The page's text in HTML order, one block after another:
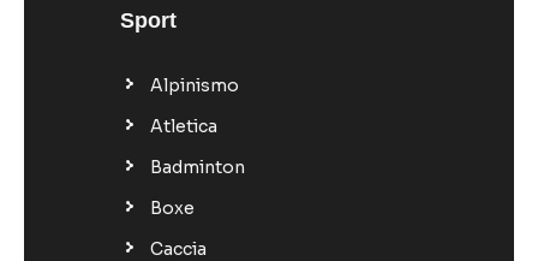
Sport
Alpinismo
Atletica
Badminton
Boxe
Caccia